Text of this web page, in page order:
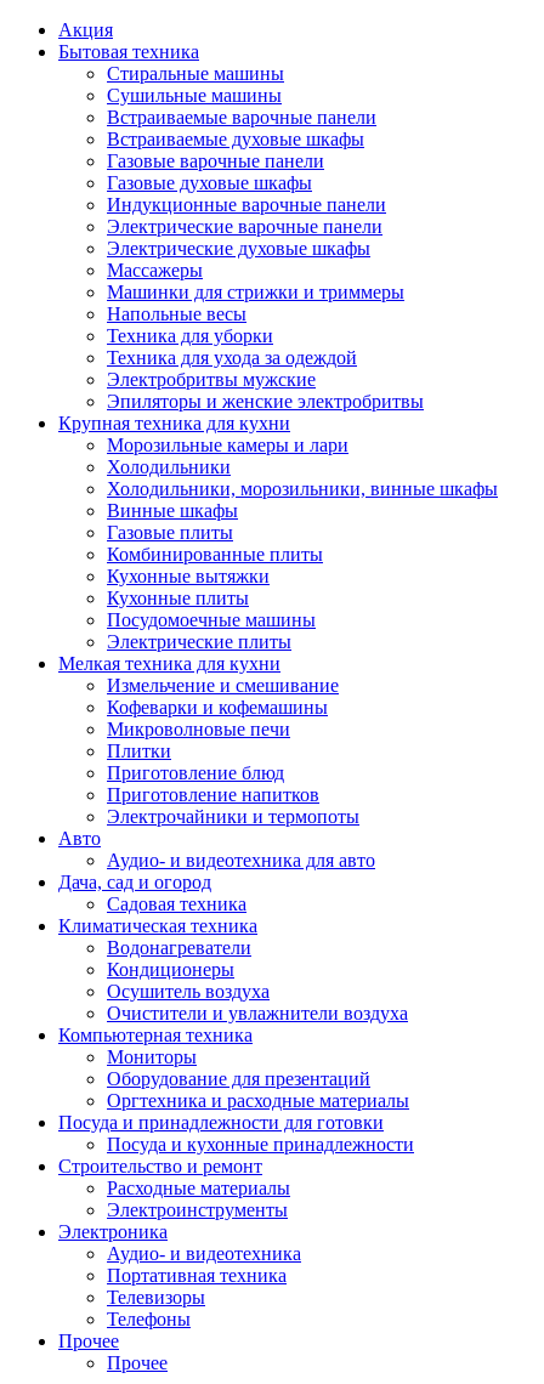
Акция
Бытовая техника
Стиральные машины
Сушильные машины
Встраиваемые варочные панели
Встраиваемые духовые шкафы
Газовые варочные панели
Газовые духовые шкафы
Индукционные варочные панели
Электрические варочные панели
Электрические духовые шкафы
Массажеры
Машинки для стрижки и триммеры
Напольные весы
Техника для уборки
Техника для ухода за одеждой
Электробритвы мужские
Эпиляторы и женские электробритвы
Крупная техника для кухни
Морозильные камеры и лари
Холодильники
Холодильники, морозильники, винные шкафы
Винные шкафы
Газовые плиты
Комбинированные плиты
Кухонные вытяжки
Кухонные плиты
Посудомоечные машины
Электрические плиты
Мелкая техника для кухни
Измельчение и смешивание
Кофеварки и кофемашины
Микроволновые печи
Плитки
Приготовление блюд
Приготовление напитков
Электрочайники и термопоты
Авто
Аудио- и видеотехника для авто
Дача, сад и огород
Садовая техника
Климатическая техника
Водонагреватели
Кондиционеры
Осушитель воздуха
Очистители и увлажнители воздуха
Компьютерная техника
Мониторы
Оборудование для презентаций
Оргтехника и расходные материалы
Посуда и принадлежности для готовки
Посуда и кухонные принадлежности
Строительство и ремонт
Расходные материалы
Электроинструменты
Электроника
Аудио- и видеотехника
Портативная техника
Телевизоры
Телефоны
Прочее
Прочее